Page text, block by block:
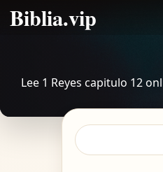
Biblia.vip
Lee 1 Reyes capitulo 12